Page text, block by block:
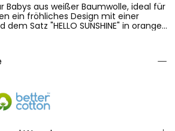
Babys aus weißer Baumwolle, ideal für
ein fröhliches Design mit einer
Satz "HELLO SUNSHINE" in orange
Sie bieten effektiven Schutz
und sind leicht zu waschen. Geeignet
Monaten, in Einheitsgröße. Sie sind
Outfit deines Babys einen Hauch